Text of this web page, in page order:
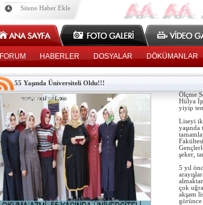
Sitene Haber Ekle
FORUM HABERLER DOSYALAR DÖKÜMANLAR
55 Yaşında Üniversiteli Oldu!!!
Ölçme
Hülya
yiyip
Liseyi
şeker,
5 yıl
çok
akşam